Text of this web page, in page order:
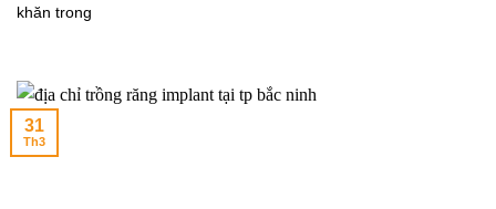
khăn trong
31
Th3